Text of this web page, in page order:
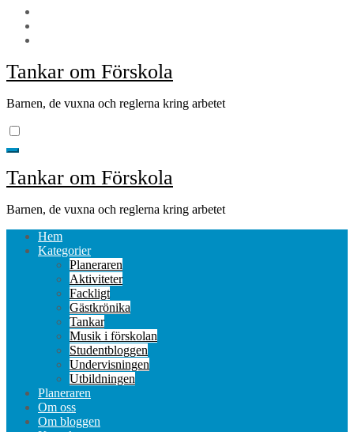
Tankar om Förskola
Barnen, de vuxna och reglerna kring arbetet
Tankar om Förskola
Barnen, de vuxna och reglerna kring arbetet
Hem
Kategorier
Planeraren
Aktiviteter
Fackligt
Gästkrönika
Tankar
Musik i förskolan
Studentbloggen
Undervisningen
Utbildningen
Planeraren
Om oss
Om bloggen